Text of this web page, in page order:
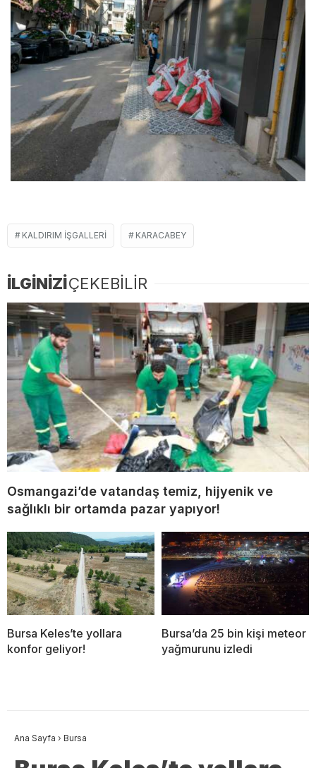
KALDIRIM IŞGALLERI KARACABEY
İLGİNİZİÇEKEBİLİR
Osmangazi’de vatandaş temiz, hijyenik ve
sağlıklı bir ortamda pazar yapıyor!
Bursa Keles’te yollara
konfor geliyor!
Bursa’da 25 bin kişi meteor
yağmurunu izledi
Ana Sayfa › Bursa